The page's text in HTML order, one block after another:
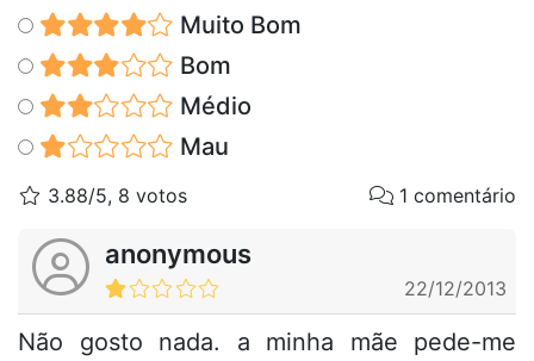
Muito Bom
Bom
Médio
Mau
3.88/5, 8 votos 1 comentário
anonymous
22/12/2013
Não gosto nada. a minha mãe pede-me